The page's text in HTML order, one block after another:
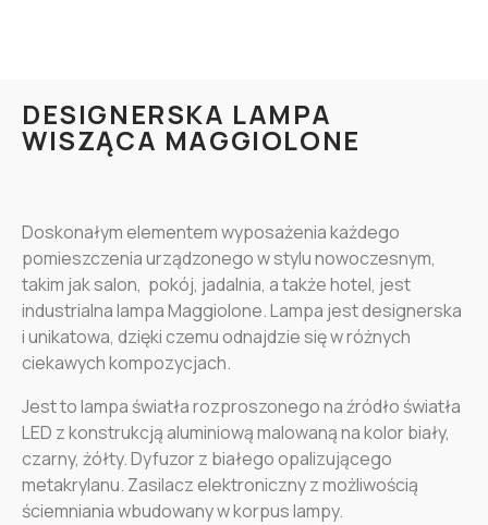
DESIGNERSKA LAMPA
WISZĄCA MAGGIOLONE
Doskonałym elementem wyposażenia każdego
pomieszczenia urządzonego w stylu nowoczesnym,
takim jak salon, pokój, jadalnia, a także hotel, jest
industrialna lampa Maggiolone. Lampa jest designerska
i unikatowa, dzięki czemu odnajdzie się w różnych
ciekawych kompozycjach.
Jest to lampa światła rozproszonego na źródło światła
LED z konstrukcją aluminiową malowaną na kolor biały,
czarny, żółty. Dyfuzor z białego opalizującego
metakrylanu. Zasilacz elektroniczny z możliwością
ściemniania wbudowany w korpus lampy.